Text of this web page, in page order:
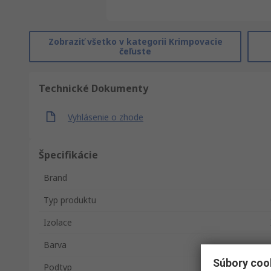
Zobraziť všetko v kategorii Krimpovacie
čeľuste
Technické Dokumenty
Vyhlásenie o zhode
Špecifikácie
Brand
Typ produktu
Izolace
Barva
Podtyp
Súbory